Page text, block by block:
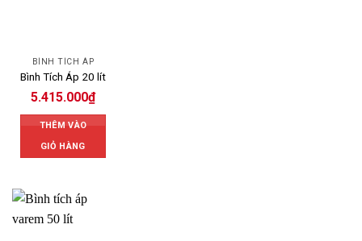
BÌNH TÍCH ÁP
Bình Tích Áp 20 lít
5.415.000₫
THÊM VÀO
GIỎ HÀNG